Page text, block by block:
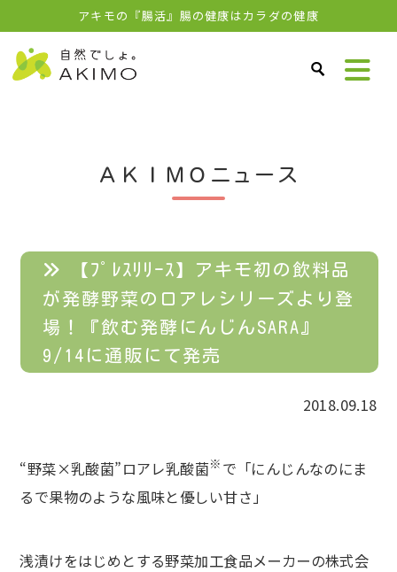
アキモの『腸活』腸の健康はカラダの健康
ＡＫＩＭＯニュース
【ﾌﾟﾚｽﾘﾘｰｽ】アキモ初の飲料品
が発酵野菜のロアレシリーズより登
場！『飲む発酵にんじんSARA』
9/14に通販にて発売
2018.09.18
“野菜×乳酸菌”ロアレ乳酸菌※ で「にんじんなのにま
るで果物のような風味と優しい甘さ」
浅漬けをはじめとする野菜加工食品メーカーの株式会